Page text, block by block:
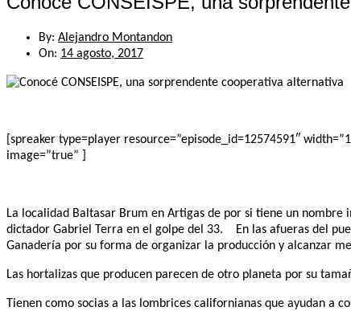
By: Alejandro Montandon
On: 14 agosto, 2017
[spreaker type=player resource=”episode_id=12574591″
image=”true” ]
La localidad Baltasar Brum en Artigas de por si tiene un
dictador Gabriel Terra en el golpe del 33. En las afueras del
Ganadería por su forma de organizar la producción y alcanzar
Las hortalizas que producen parecen de otro planeta por su
Tienen como socias a las lombrices californianas que ayudan a